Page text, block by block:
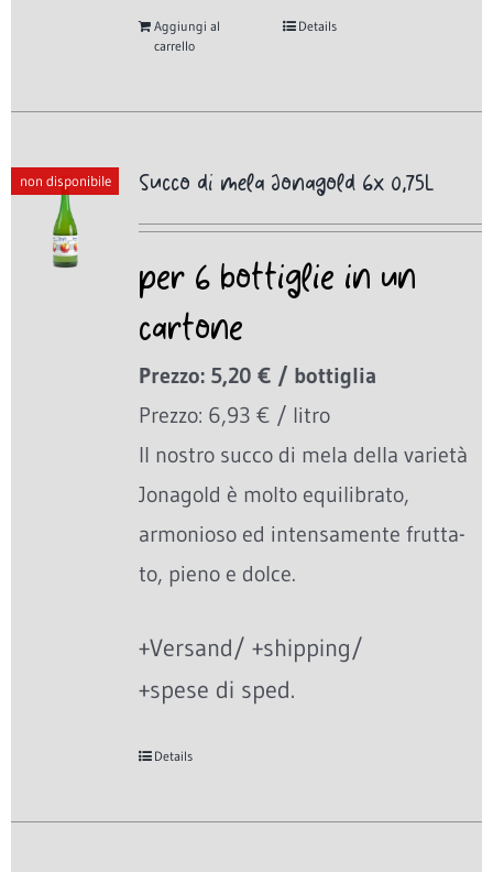
Aggiungi al
carrello
Details
non disponibile Succo di mela Jonagold 6x 0,75L
per 6 bottiglie in un
cartone
Prezzo: 5,20 € / bottiglia
Prezzo: 6,93 € / litro
Il nostro succo di mela della varietà
Jonagold è molto equilibrato,
armonioso ed intensamente frutta-
to, pieno e dolce.
+Versand/ +shipping/
+spese di sped.
Details